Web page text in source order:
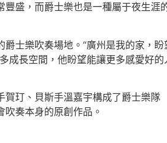
盛，而爵士樂也是一種屬于夜生涯
士樂吹奏場地。“廣州是我的家，盼
成長空間，他盼望能讓更多感愛好的
玎、貝斯手溫嘉宇構成了爵士樂隊
奏本身的原創作品。